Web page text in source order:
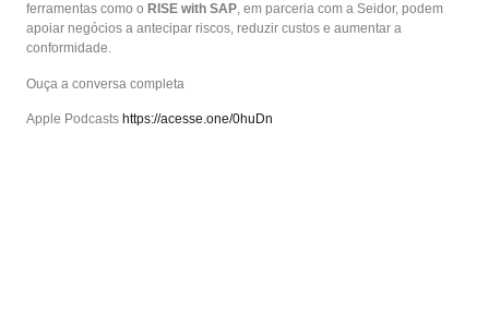
ferramentas como o RISE with SAP, em parceria com a Seidor, podem
apoiar negócios a antecipar riscos, reduzir custos e aumentar a
conformidade.
Ouça a conversa completa
Apple Podcasts https://acesse.one/0huDn